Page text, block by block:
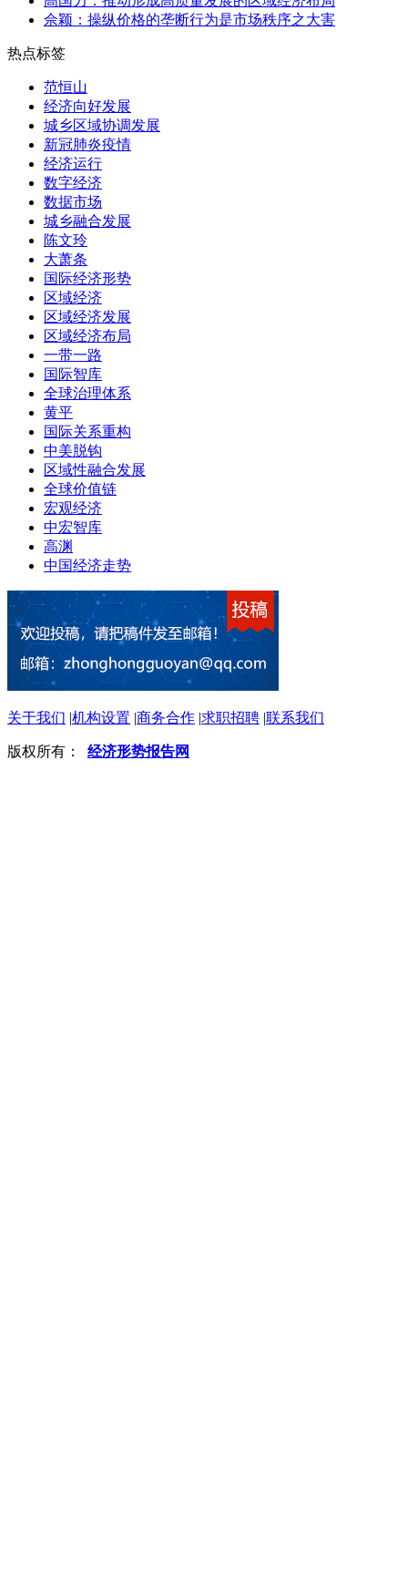
佘颖：操纵价格的垄断行为是市场秩序之大害
热点标签
范恒山
经济向好发展
城乡区域协调发展
新冠肺炎疫情
经济运行
数字经济
数据市场
城乡融合发展
陈文玲
大萧条
国际经济形势
区域经济
区域经济发展
区域经济布局
一带一路
国际智库
全球治理体系
黄平
国际关系重构
中美脱钩
区域性融合发展
全球价值链
宏观经济
中宏智库
高渊
中国经济走势
关于我们 |机构设置 |商务合作 |求职招聘 |联系我们
版权所有： 经济形势报告网